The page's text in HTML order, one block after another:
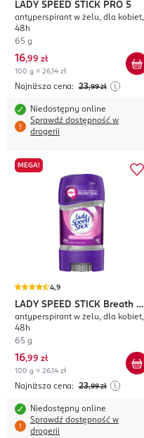
LADY SPEED STICK PRO 5
antyperspirant w żelu, dla kobiet,
48h
65 g
16,99 zł
100 g = 26,14 zł
Najniższa cena: 23,99 zł
Niedostępny online
Sprawdź dostępność w
drogerii
MEGA!
4,9
LADY SPEED STICK Breath of
Freshness
antyperspirant w żelu, dla kobiet,
48h
65 g
16,99 zł
100 g = 26,14 zł
Najniższa cena: 23,99 zł
Niedostępny online
Sprawdź dostępność w
drogerii